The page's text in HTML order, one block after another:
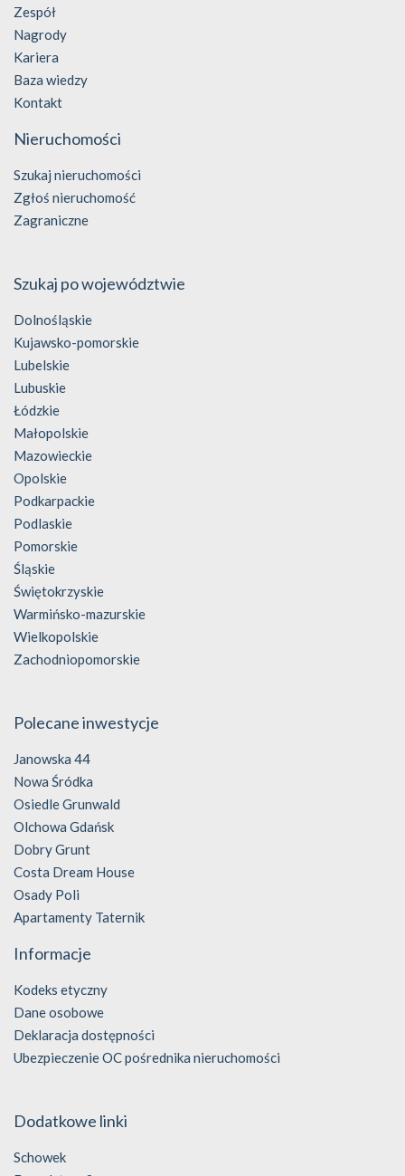
Zespół
Nagrody
Kariera
Baza wiedzy
Kontakt
Nieruchomości
Szukaj nieruchomości
Zgłoś nieruchomość
Zagraniczne
Szukaj po województwie
Dolnośląskie
Kujawsko-pomorskie
Lubelskie
Lubuskie
Łódzkie
Małopolskie
Mazowieckie
Opolskie
Podkarpackie
Podlaskie
Pomorskie
Śląskie
Świętokrzyskie
Warmińsko-mazurskie
Wielkopolskie
Zachodniopomorskie
Polecane inwestycje
Janowska 44
Nowa Śródka
Osiedle Grunwald
Olchowa Gdańsk
Dobry Grunt
Costa Dream House
Osady Poli
Apartamenty Taternik
Informacje
Kodeks etyczny
Dane osobowe
Deklaracja dostępności
Ubezpieczenie OC pośrednika nieruchomości
Dodatkowe linki
Schowek